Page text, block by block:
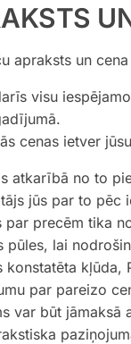
apraksts un
visu
cenas ietver
atkarībā no to
jūs par to pēc
par precēm tika
pūles, lai
konstatēta kļūda,
par pareizo
var būt